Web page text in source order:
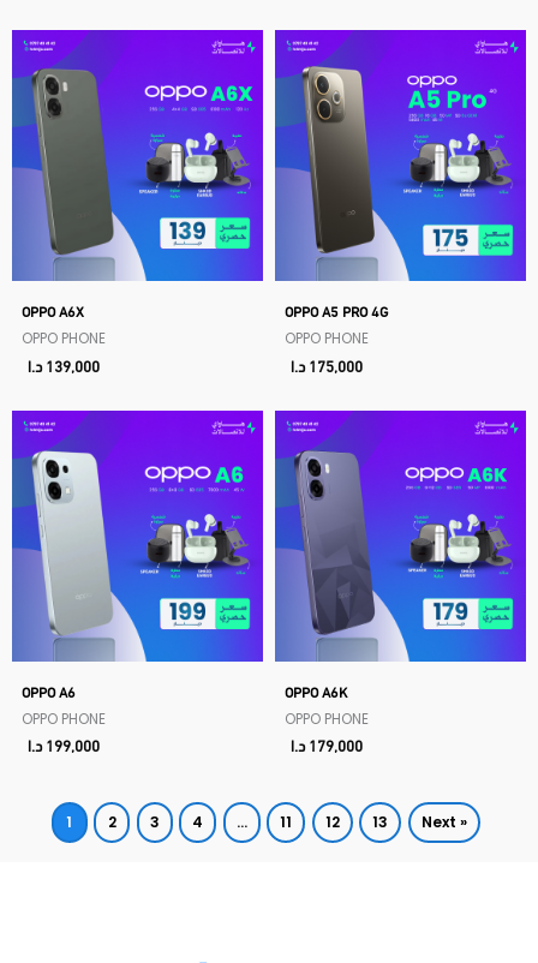
OPPO A6X
OPPO PHONE
139,000د.ا
OPPO A5 PRO 4G
OPPO PHONE
175,000د.ا
OPPO A6
OPPO PHONE
199,000د.ا
OPPO A6K
OPPO PHONE
179,000د.ا
1 2 3 4 … 11 12 13 Next »